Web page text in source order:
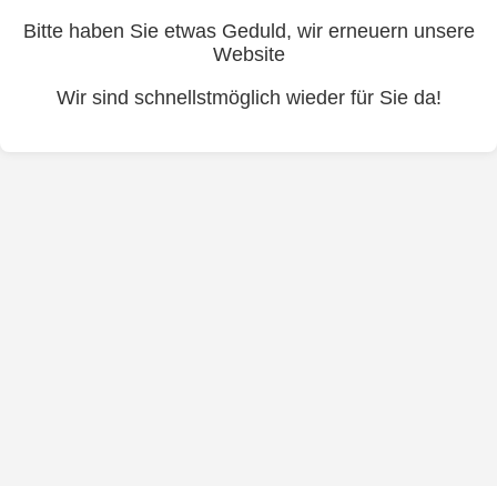
Bitte haben Sie etwas Geduld, wir erneuern unsere
Website
Wir sind schnellstmöglich wieder für Sie da!